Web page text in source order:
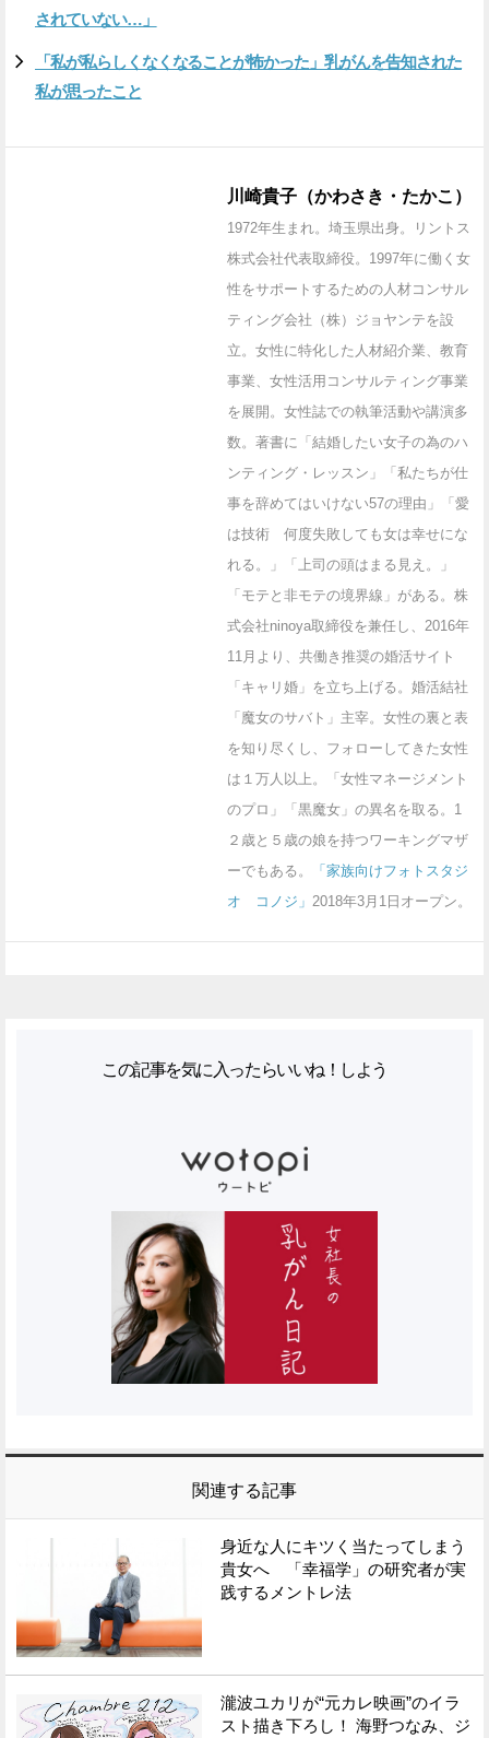
されていない…」
「私が私らしくなくなることが怖かった」乳がんを告知された
私が思ったこと
川崎貴子（かわさき・たかこ）
1972年生まれ。埼玉県出身。リントス
株式会社代表取締役。1997年に働く女
性をサポートするための人材コンサル
ティング会社（株）ジョヤンテを設
立。女性に特化した人材紹介業、教育
事業、女性活用コンサルティング事業
を展開。女性誌での執筆活動や講演多
数。著書に「結婚したい女子の為のハ
ンティング・レッスン」「私たちが仕
事を辞めてはいけない57の理由」「愛
は技術 何度失敗しても女は幸せにな
れる。」「上司の頭はまる見え。」
「モテと非モテの境界線」がある。株
式会社ninoya取締役を兼任し、2016年
11月より、共働き推奨の婚活サイト
「キャリ婚」を立ち上げる。婚活結社
「魔女のサバト」主宰。女性の裏と表
を知り尽くし、フォローしてきた女性
は１万人以上。「女性マネージメント
のプロ」「黒魔女」の異名を取る。1
２歳と５歳の娘を持つワーキングマザ
ーでもある。
「家族向けフォトスタジ
オ コノジ」 2018年3月1日オープン。
この記事を気に入ったらいいね！しよう
関連する記事
身近な人にキツく当たってしまう
貴女へ 「幸福学」の研究者が実
践するメントレ法
瀧波ユカリが“元カレ映画”のイラ
スト描き下ろし！ 海野つなみ、ジ